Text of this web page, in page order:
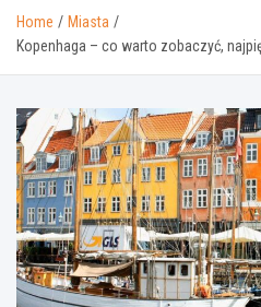
Home
Miasta
Kopenhaga – co warto zobaczyć,